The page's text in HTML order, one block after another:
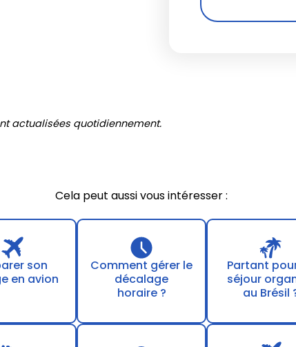
actualisées quotidiennement.
Cela peut aussi vous intéresser :
son
en avion
Comment gérer le
décalage
horaire ?
Partant
séjour
au Brésil